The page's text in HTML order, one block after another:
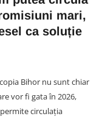
mari,
ca soluție
Bihor nu sunt chiar
vor fi gata în 2026,
circulația